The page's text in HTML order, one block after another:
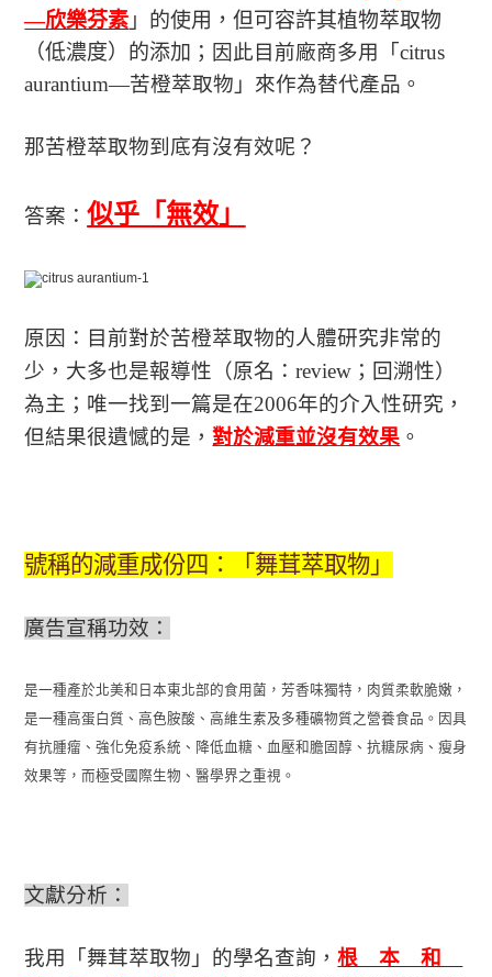
—欣樂芬素 」的使用，但可容許其植物萃取物
（低濃度）的添加 ；因此目前廠商多用「citrus
aurantium—苦橙萃取物」來作為替代產品。
那苦橙萃取物到底有沒有效呢？
答案：似乎「無效」
原因：目前對於苦橙萃取物的人體研究非常的
少，大多也是報導性（原名：review；回溯性）
為主；唯一找到一篇是在2006年的介入性研究，
但結果很遺憾的是，對於減重並沒有效果 。
號稱的減重成份四：「舞茸萃取物」
廣告宣稱功效：
是一種產於北美和日本東北部的食用菌，芳香味獨特，肉質柔軟脆嫩，
是一種高蛋白質、高色胺酸、高維生素及多種礦物質之營養食品。因具
有抗腫瘤、強化免疫系統、降低血糖、血壓和膽固醇、抗糖尿病、瘦身
效果等，而極受國際生物、醫學界之重視。
文獻分析：
我用「 舞茸萃取物 」的學名查詢，根 本 和